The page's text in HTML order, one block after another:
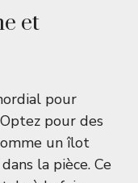
et
pour
pour des
un îlot
la pièce. Ce